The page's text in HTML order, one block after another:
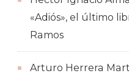
«Adiós», el último
Ramos
Arturo Herrera